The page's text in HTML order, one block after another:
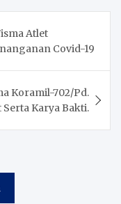
Atlet
Covid-19
Koramil-702/Pd.
Serta Karya Bakti.